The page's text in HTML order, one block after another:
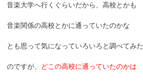
音楽大学へ行くぐらいだから、高校とかも
音楽関係の高校とかに通っていたのかな
とも思って気になっていろいろと調べてみた
のですが、 どこの高校に通っていたのかは